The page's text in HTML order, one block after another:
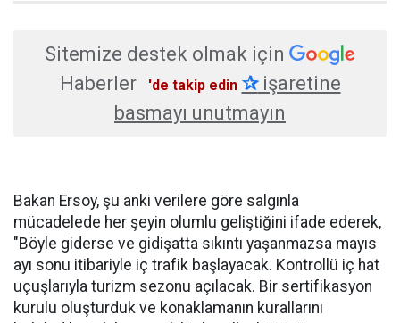
Sitemize destek olmak için
Haberler
'de takip edin ✰işaretine
basmayı unutmayın
Bakan Ersoy, şu anki verilere göre salgınla
mücadelede her şeyin olumlu geliştiğini ifade ederek,
"Böyle giderse ve gidişatta sıkıntı yaşanmazsa mayıs
ayı sonu itibariyle iç trafik başlayacak. Kontrollü iç hat
uçuşlarıyla turizm sezonu açılacak. Bir sertifikasyon
kurulu oluşturduk ve konaklamanın kurallarını